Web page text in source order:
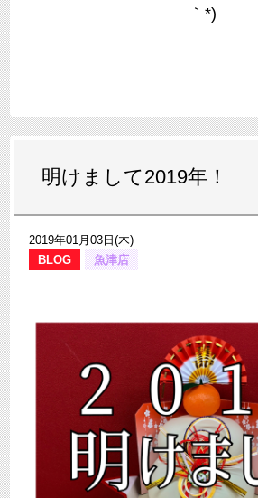
｀*)
明けまして2019年！
2019年01月03日(木)
BLOG
魚津店